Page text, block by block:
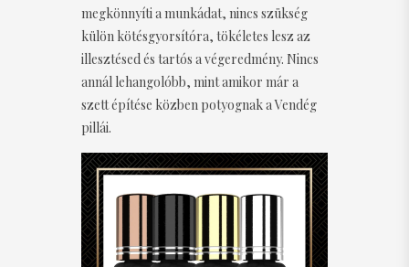
megkönnyíti a munkádat, nincs szükség
külön kötésgyorsítóra, tökéletes lesz az
illesztésed és tartós a végeredmény. Nincs
annál lehangolóbb, mint amikor már a
szett építése közben potyognak a Vendég
pillái.